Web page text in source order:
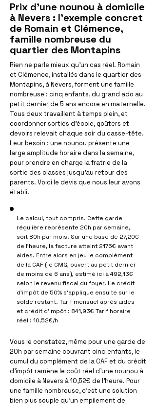
Prix d'une nounou à domicile
à Nevers : l'exemple concret
de Romain et Clémence,
famille nombreuse du
quartier des Montapins
Rien ne parle mieux qu'un cas réel. Romain
et Clémence, installés dans le quartier des
Montapins, à Nevers, forment une famille
nombreuse : cinq enfants, du grand ado au
petit dernier de 5 ans encore en maternelle.
Tous deux travaillent à temps plein, et
coordonner sorties d'école, goûters et
devoirs relevait chaque soir du casse-tête.
Leur besoin : une nounou présente une
large amplitude horaire dans la semaine,
pour prendre en charge la fratrie de la
sortie des classes jusqu'au retour des
parents. Voici le devis que nous leur avons
établi.
Le calcul, tout compris. Cette garde
régulière représente 20h par semaine,
soit 80h par mois. Sur une base de 27,20€
de l'heure, la facture atteint 2176€ avant
aides. Entre alors en jeu le complément
de la CAF (le CMG, ouvert au petit dernier
de moins de 6 ans), estimé ici à 492,13€
selon le revenu fiscal du foyer. Le crédit
d'impôt de 50% s'applique ensuite sur le
solde restant. Tarif mensuel après aides
et crédit d'impôt : 841,93€ Tarif horaire
réel : 10,52€/h
Vous le constatez, même pour une garde de
20h par semaine couvrant cinq enfants, le
cumul du complément de la CAF et du crédit
d'impôt ramène le coût réel d'une nounou à
domicile à Nevers à 10,52€ de l'heure. Pour
une famille nombreuse, c'est une solution
bien plus souple qu'un empilement de